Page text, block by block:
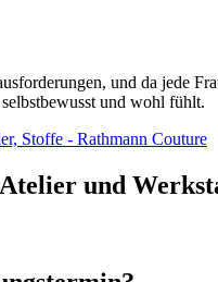
und da jede
und wohl fühlt.
und